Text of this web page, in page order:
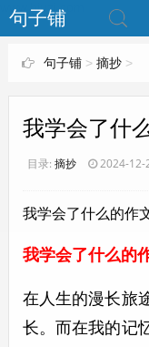
www.bjuzi.com
句子铺
句子铺> 摘抄>
我学会了什
目录: 摘抄 2024-12-
我学会了什么的作
我学会了什么的
在人生的漫长旅
长。而在我的记